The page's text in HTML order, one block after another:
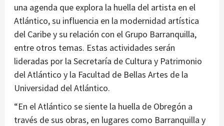
una agenda que explora la huella del artista en el
Atlántico, su influencia en la modernidad artística
del Caribe y su relación con el Grupo Barranquilla,
entre otros temas. Estas actividades serán
lideradas por la Secretaría de Cultura y Patrimonio
del Atlántico y la Facultad de Bellas Artes de la
Universidad del Atlántico.
“En el Atlántico se siente la huella de Obregón a
través de sus obras, en lugares como Barranquilla y